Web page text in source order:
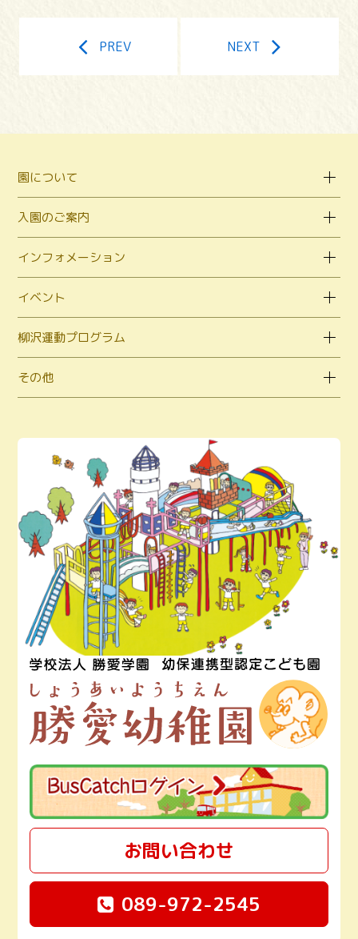
PREV NEXT
園について
入園のご案内
インフォメーション
イベント
柳沢運動プログラム
その他
お問い合わせ
089-972-2545